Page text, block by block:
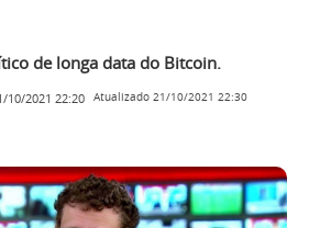
de longa data do Bitcoin.
10/2021 22:20 Atualizado 21/10/2021 22:30